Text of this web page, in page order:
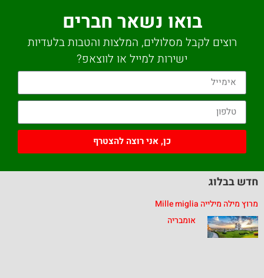
בואו נשאר חברים
רוצים לקבל מסלולים, המלצות והטבות בלעדיות
ישירות למייל או לווצאפ?
כן, אני רוצה להצטרף
חדש בבלוג
מרוץ מילה מילייה Mille miglia
אומבריה